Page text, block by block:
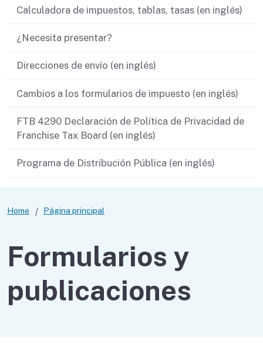
Calculadora de impuestos, tablas, tasas (en inglés)
¿Necesita presentar?
Direcciones de envío (en inglés)
Cambios a los formularios de impuesto (en inglés)
FTB 4290 Declaración de Política de Privacidad de
Franchise Tax Board (en inglés)
Programa de Distribución Pública (en inglés)
Home Página principal
Formularios y
publicaciones